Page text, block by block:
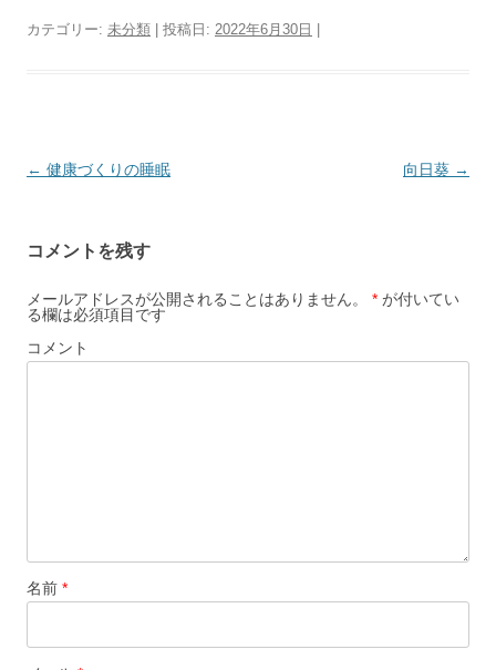
カテゴリー: 未分類 | 投稿日: 2022年6月30日
投稿ナビゲーション
← 健康づくりの睡眠 向日葵 →
コメントを残す
メールアドレスが公開されることはありません。 * が付いてい
る欄は必須項目です
コメント
名前 *